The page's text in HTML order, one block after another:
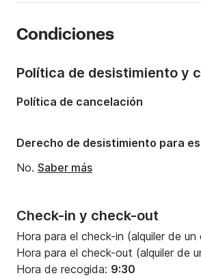
Capacidad a bordo:
Condiciones
Check-in y check-out
Hora para el check-in (alquiler de un
Hora para el check-out (alquiler de
Hora de recogida: 9:30
Política de desistimiento y
Política de cancelación
Derecho de desistimiento para
No. Saber más